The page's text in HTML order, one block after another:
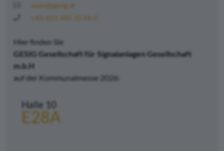
wien@gesig.at
+43-(0)1-485 35 44-0
Hier finden Sie
GESIG Gesellschaft für Signalanlagen Gesellschaft
m.b.H
auf der Kommunalmesse 2026:
Halle 10
E28A